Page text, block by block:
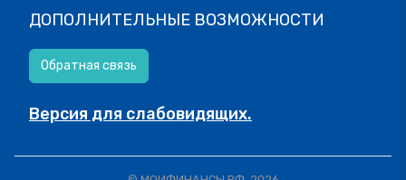
ДОПОЛНИТЕЛЬНЫЕ ВОЗМОЖНОСТИ
Обратная связь
Версия для слабовидящих.